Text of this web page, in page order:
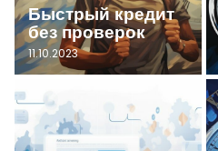
Быстрый кредит
без проверок
11.10.2023